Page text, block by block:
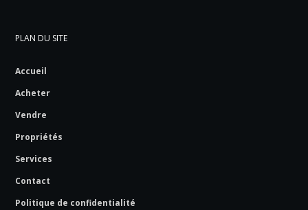
PLAN DU SITE
Accueil
Acheter
Vendre
Propriétés
Services
Contact
Politique de confidentialité